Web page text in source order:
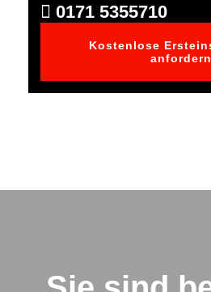
0171 5355710
Kostenlose
anfordern